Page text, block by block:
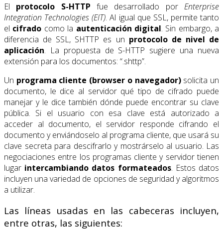
El protocolo S-HTTP fue desarrollado porEnterprise
Integration Technologies (EIT). Al igual que SSL, permite tanto
el cifrado como la autenticación digital. Sin embargo, a
diferencia de SSL, SHTTP es un protocolo de nivel de
aplicación. La propuesta de S-HTTP sugiere una nueva
extensión para los documentos: “.shttp”.
Un programa cliente (browser o navegador)solicita un
documento, le dice al servidor qué tipo de cifrado puede
manejar y le dice también dónde puede encontrar su clave
pública. Si el usuario con esa clave está autorizado a
acceder al documento, el servidor responde cifrando el
documento y enviándoselo al programa cliente, que usará su
clave secreta para descifrarlo y mostrárselo al usuario. Las
negociaciones entre los programas cliente y servidor tienen
lugar intercambiando datos formateados. Estos datos
incluyen una variedad de opciones de seguridad y algoritmos
a utilizar.
Las líneas usadas en las cabeceras incluyen,
entre otras, las siguientes: